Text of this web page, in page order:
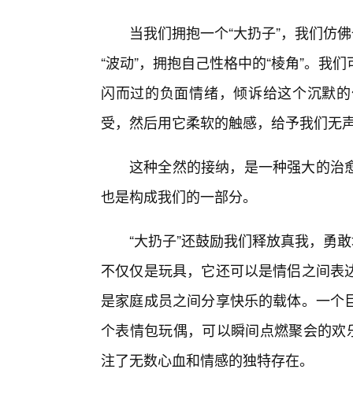
当我们拥抱一个“大扔子”，我们仿
“波动”，拥抱自己性格中的“棱角”。我
闪而过的负面情绪，倾诉给这个沉默
受，然后用它柔软的触感，给予我们无
这种全然的接纳，是一种强大的治
也是构成我们的一部分。
“大扔子”还鼓励我们释放真我，勇
不仅仅是玩具，它还可以是情侣之间
是家庭成员之间分享快乐的载体。一
个表情包玩偶，可以瞬间点燃聚会的
注了无数心血和情感的独特存在。